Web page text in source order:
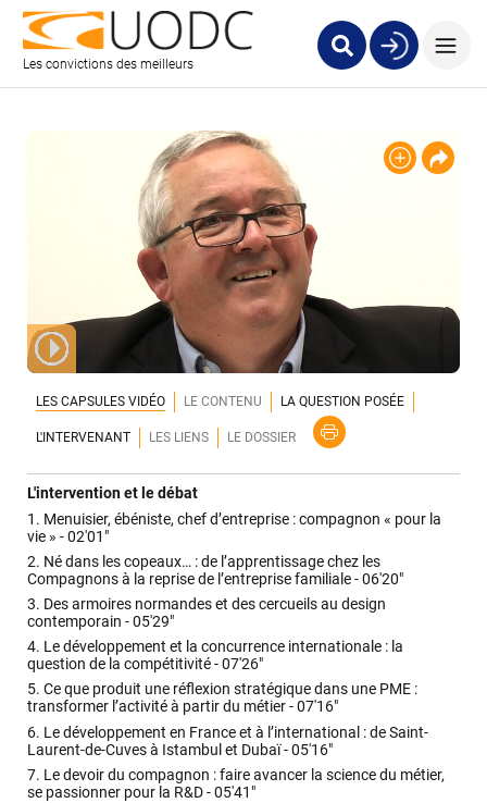
Les convictions des meilleurs
LES CAPSULES VIDÉO LE CONTENU LA QUESTION POSÉE
L'INTERVENANT LES LIENS LE DOSSIER
L'intervention et le débat
1. Menuisier, ébéniste, chef d’entreprise : compagnon « pour la
vie » -02'01"
2. Né dans les copeaux… : de l’apprentissage chez les
Compagnons à la reprise de l’entreprise familiale -06'20"
3. Des armoires normandes et des cercueils au design
contemporain -05'29"
4. Le développement et la concurrence internationale : la
question de la compétitivité -07'26"
5. Ce que produit une réflexion stratégique dans une PME :
transformer l’activité à partir du métier -07'16"
6. Le développement en France et à l’international : de Saint-
Laurent-de-Cuves à Istambul et Dubaï -05'16"
7. Le devoir du compagnon : faire avancer la science du métier,
se passionner pour la R&D -05'41"